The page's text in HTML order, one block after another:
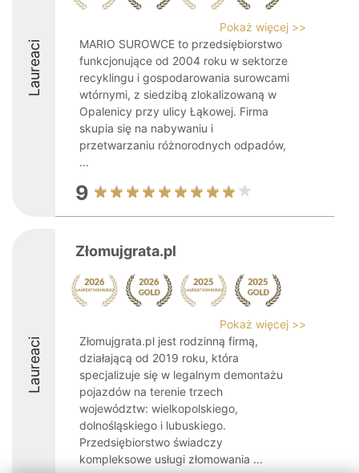
Laureaci
Pokaż więcej >>
MARIO SUROWCE to przedsiębiorstwo
funkcjonujące od 2004 roku w sektorze
recyklingu i gospodarowania surowcami
wtórnymi, z siedzibą zlokalizowaną w
Opalenicy przy ulicy Łąkowej. Firma
skupia się na nabywaniu i
przetwarzaniu różnorodnych odpadów,
...
9
Laureaci
Złomujgrata.pl
Pokaż więcej >>
Złomujgrata.pl jest rodzinną firmą,
działającą od 2019 roku, która
specjalizuje się w legalnym demontażu
pojazdów na terenie trzech
województw: wielkopolskiego,
dolnośląskiego i lubuskiego.
Przedsiębiorstwo świadczy
kompleksowe usługi złomowania ...